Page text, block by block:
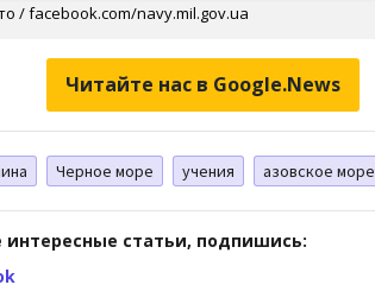
/ facebook.com/navy.mil.gov.ua
Читайте нас в Google.News
Черное море учения азовское море
интересные статьи, подпишись: